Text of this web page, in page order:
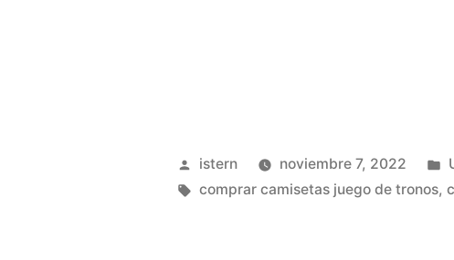
Publicado
por
istern noviembre 7, 2022
Etiquetas:
comprar camisetas juego de tronos,